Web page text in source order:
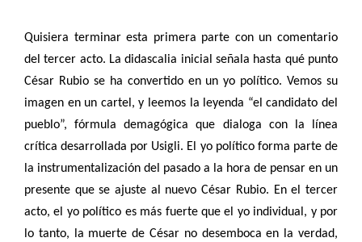
Quisiera terminar esta primera parte con un comentario
del tercer acto. La didascalia inicial señala hasta qué punto
César Rubio se ha convertido en un yo político. Vemos su
imagen en un cartel, y leemos la leyenda “el candidato del
pueblo”, fórmula demagógica que dialoga con la línea
crítica desarrollada por Usigli. El yo político forma parte de
la instrumentalización del pasado a la hora de pensar en un
presente que se ajuste al nuevo César Rubio. En el tercer
acto, el yo político es más fuerte que el yo individual, y por
lo tanto, la muerte de César no desemboca en la verdad,